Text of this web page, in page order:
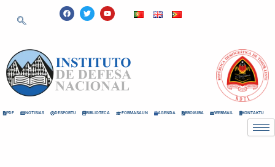
F
a
c
k
T
w
i
Y
o
u
PDF NOTISIAS DESPORTU BIBLIOTECA FORMASAUN AGENDA BROXURA WEBMAIL KONTAKTU